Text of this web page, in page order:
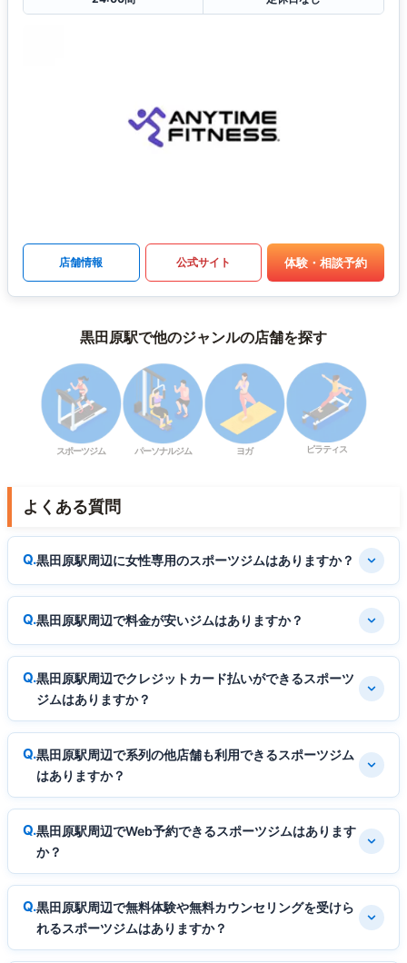
店舗情報 公式サイト 体験・相談予約
黒田原駅で他のジャンルの店舗を探す
スポーツジム パーソナルジム ヨガ ピラティス
よくある質問
黒田原駅周辺に女性専用のスポーツジムはありますか？
黒田原駅周辺で料金が安いジムはありますか？
黒田原駅周辺でクレジットカード払いができるスポーツ
ジムはありますか？
黒田原駅周辺で系列の他店舗も利用できるスポーツジム
はありますか？
黒田原駅周辺でWeb予約できるスポーツジムはあります
か？
黒田原駅周辺で無料体験や無料カウンセリングを受けら
れるスポーツジムはありますか？